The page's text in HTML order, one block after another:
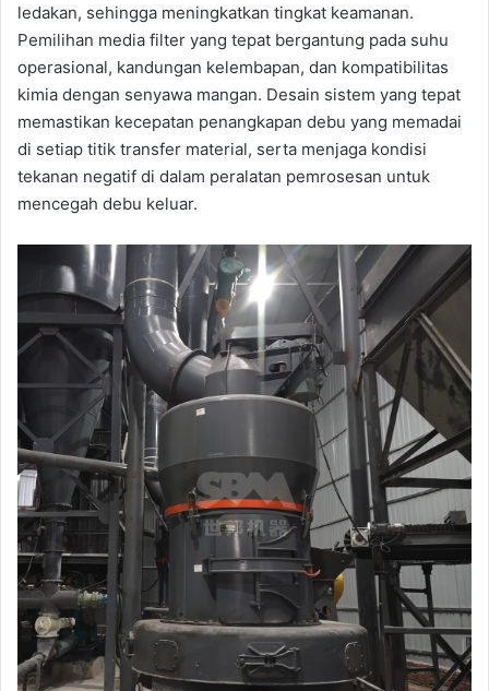
ledakan, sehingga meningkatkan tingkat keamanan.
Pemilihan media filter yang tepat bergantung pada suhu
operasional, kandungan kelembapan, dan kompatibilitas
kimia dengan senyawa mangan. Desain sistem yang tepat
memastikan kecepatan penangkapan debu yang memadai
di setiap titik transfer material, serta menjaga kondisi
tekanan negatif di dalam peralatan pemrosesan untuk
mencegah debu keluar.